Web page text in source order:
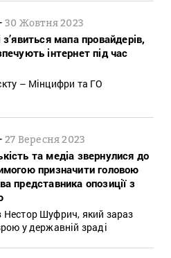
30 Жовтня 2023
з’явиться мапа провайдерів,
інтернет під час
– Мінцифри та ГО
27 Вересня 2023
та медіа звернулися до
призначити головою
представника опозиції з
Нестор Шуфрич, який зараз
у державній зраді